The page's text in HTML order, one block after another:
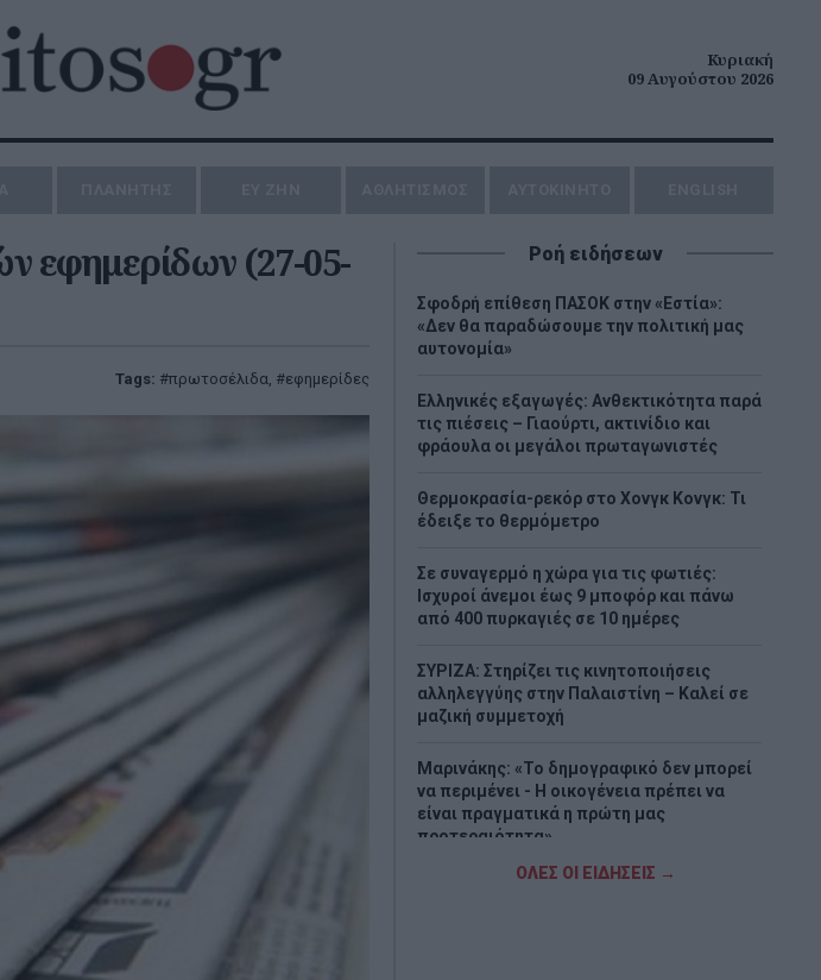
Κυριακή
09 Αυγούστου 2026
εφημερίδων (27-05-
Tags: πρωτοσέλιδα, εφημερίδες
Ροή ειδήσεων
Σφοδρή επίθεση ΠΑΣΟΚ στην «Εστία»:
«Δεν θα παραδώσουμε την πολιτική μας
αυτονομία»
Ελληνικές εξαγωγές: Ανθεκτικότητα παρά
τις πιέσεις – Γιαούρτι, ακτινίδιο και
φράουλα οι μεγάλοι πρωταγωνιστές
Θερμοκρασία-ρεκόρ στο Χονγκ Κονγκ: Τι
έδειξε το θερμόμετρο
Σε συναγερμό η χώρα για τις φωτιές:
Ισχυροί άνεμοι έως 9 μποφόρ και πάνω
από 400 πυρκαγιές σε 10 ημέρες
ΣΥΡΙΖΑ: Στηρίζει τις κινητοποιήσεις
αλληλεγγύης στην Παλαιστίνη – Καλεί σε
μαζική συμμετοχή
Μαρινάκης: «Το δημογραφικό δεν μπορεί
να περιμένει - Η οικογένεια πρέπει να
είναι πραγματικά η πρώτη μας
προτεραιότητα»
ΟΛΕΣ ΟΙ ΕΙΔΗΣΕΙΣ →